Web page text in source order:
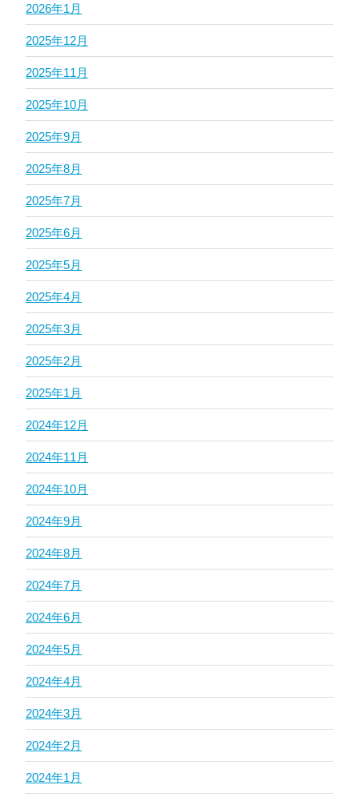
2026年1月
2025年12月
2025年11月
2025年10月
2025年9月
2025年8月
2025年7月
2025年6月
2025年5月
2025年4月
2025年3月
2025年2月
2025年1月
2024年12月
2024年11月
2024年10月
2024年9月
2024年8月
2024年7月
2024年6月
2024年5月
2024年4月
2024年3月
2024年2月
2024年1月